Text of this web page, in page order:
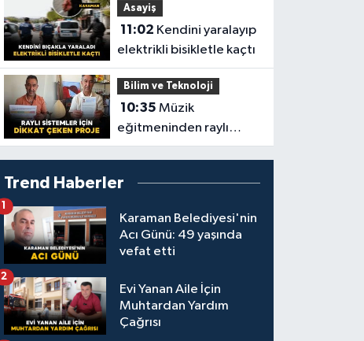
Asayiş
11:02
elektrikli bisikletle kaçtı
Bilim ve Teknoloji
10:35
eğitmeninden raylı
sistemler için dikkat
Trend Haberler
Karaman Belediyesi'nin
Acı Günü: 49 yaşında
vefat etti
1
Evi Yanan Aile İçin
Muhtardan Yardım
Çağrısı
2